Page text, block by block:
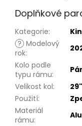
Doplňkové
Kategorie:
? Modelový
rok:
Kolo podle
typu rámu:
Velikost kol:
29"
Použití:
Materiál
rámu: